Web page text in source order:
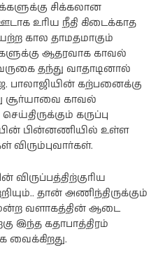
சிக்கலான
உரிய நீதி கிடைக்காத
கால தாமதமாகும்
ஆதரவாக காவல்
தந்து வாதாடினால்
பாலாஜியின் கற்பனைக்கு
சூர்யாவை காவல்
கருப்பு
பின்னணியில் உள்ள
விரும்புவார்கள்.
விருப்பத்திற்குரிய
தான் அணிந்திருக்கும்
வளாகத்தின் ஆடை
இந்த கதாபாத்திரம்
வைக்கிறது.